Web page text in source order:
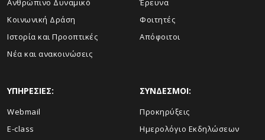
Ανθρώπινο Δυναμικό
Κοινωνική Δράση
Ιστορία και Προοπτικές
Νέα και ανακοινώσεις
Έρευνα
Φοιτητές
Απόφοιτοι
ΥΠΗΡΕΣΙΕΣ:
Webmail
E-class
ΣΥΝΔΕΣΜΟΙ:
Προκηρύξεις
Ημερολόγιο Εκδηλώσεων